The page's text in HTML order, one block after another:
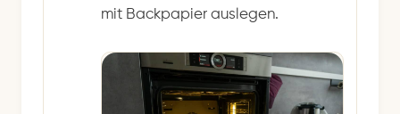
mit Backpapier auslegen.